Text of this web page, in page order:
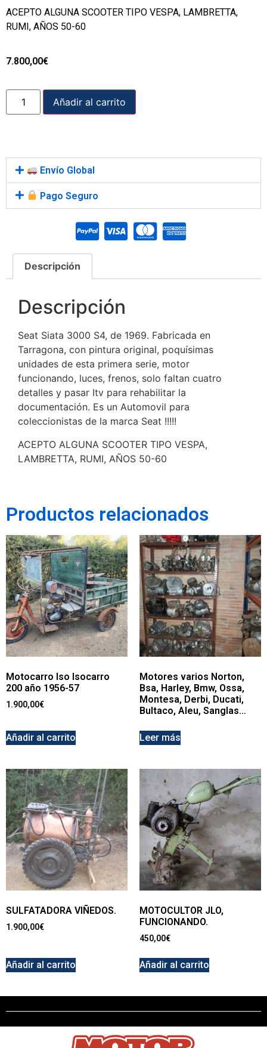
ACEPTO ALGUNA SCOOTER TIPO VESPA, LAMBRETTA,
RUMI, AÑOS 50-60
7.800,00€
Añadir al carrito
Envío Global
Pago Seguro
Descripción
Descripción
Seat Siata 3000 S4, de 1969. Fabricada en
Tarragona, con pintura original, poquísimas
unidades de esta primera serie, motor
funcionando, luces, frenos, solo faltan cuatro
detalles y pasar Itv para rehabilitar la
documentación. Es un Automovil para
coleccionistas de la marca Seat !!!!!
ACEPTO ALGUNA SCOOTER TIPO VESPA,
LAMBRETTA, RUMI, AÑOS 50-60
Productos relacionados
Motocarro Iso Isocarro
200 año 1956-57
1.900,00€
Añadir al carrito
Motores varios Norton,
Bsa, Harley, Bmw, Ossa,
Montesa, Derbi, Ducati,
Bultaco, Aleu, Sanglas…
Leer más
SULFATADORA VIÑEDOS.
1.900,00€
Añadir al carrito
MOTOCULTOR JLO,
FUNCIONANDO.
450,00€
Añadir al carrito